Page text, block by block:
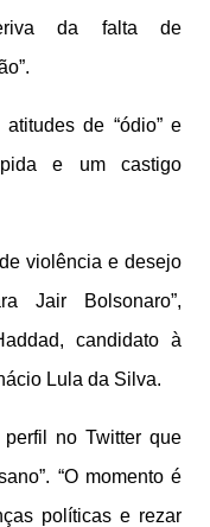
da falta de
de “ódio” e
e um castigo
violência e desejo
Jair Bolsonaro”,
candidato à
Lula da Silva.
no Twitter que
“O momento é
políticas e rezar